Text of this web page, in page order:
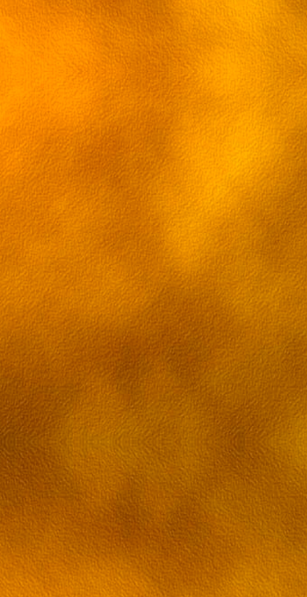
Паладин на поле 30 серия
Паладин на поле 31 серия [rutube Viki
Паладин на поле 32 серия [rutube Viki
Паладин на поле 33 серия [rutube Viki
Паладин на поле 34 серия [rutube Viki
Паладин на поле 35 серия [rutube Viki
Паладин на поле 36 серия [rutube Viki
Паладин на поле 37 серия [rutube Viki